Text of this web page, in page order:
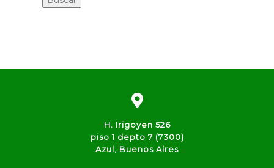
H. Irigoyen 526
piso 1 depto 7 (7300)
Azul, Buenos Aires